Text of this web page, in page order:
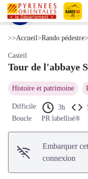
Tour de l'abbaye Saint-
Vue sur le
>>Accueil>Rando pédestre>
Casteil
Tour de l'abbaye
Histoire et patrimoine
Difficile 3h
Boucle
PR labellisé®
Embarquer
connexion